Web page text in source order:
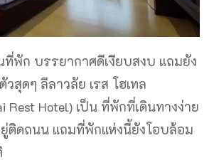
พัก บรรยากาศดีเงียบสงบ แถมยัง
สุดๆ ลีลาวลัย เรส โฮเทล
Rest Hotel) เป็น ที่พักที่เดินทางง่าย
ติดถนน แถมที่พักแห่งนี้ยังโอบล้อม